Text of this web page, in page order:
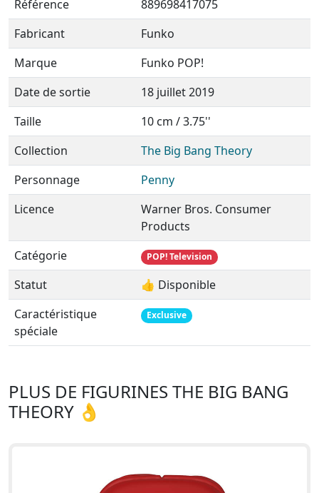
Référence
889698417075
Fabricant
Funko
Marque
Funko POP!
Date de sortie
18 juillet 2019
Taille
10 cm / 3.75''
Collection
The Big Bang Theory
Personnage
Penny
Licence
Warner Bros. Consumer
Products
Catégorie
POP! Television
Statut
👍 Disponible
Caractéristique
spéciale
Exclusive
PLUS DE FIGURINES THE BIG BANG
THEORY 👌